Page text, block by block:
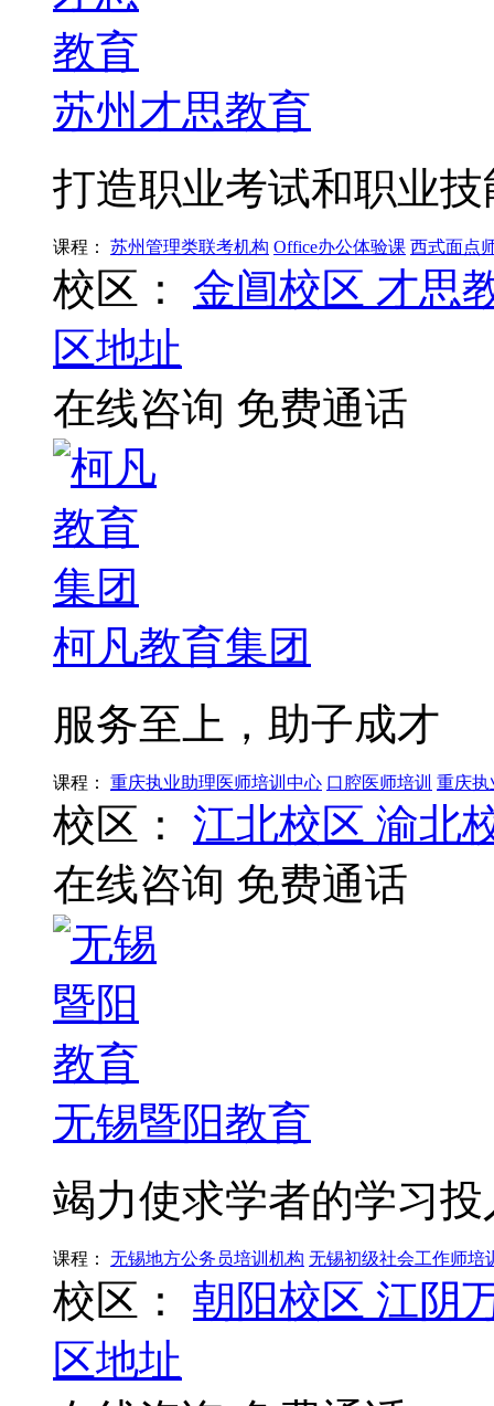
苏州才思教育
打造职业考试和职业
课程： 苏州管理类联考机构 Office办公体验课 西式面点
校区： 金阊校区 才思
区地址
在线咨询 免费通话
柯凡教育集团
服务至上，助子成才
课程： 重庆执业助理医师培训中心 口腔医师培训 重庆执
校区： 江北校区 渝北
在线咨询 免费通话
无锡暨阳教育
竭力使求学者的学习
课程： 无锡地方公务员培训机构 无锡初级社会工作师培
校区： 朝阳校区 江阴
区地址